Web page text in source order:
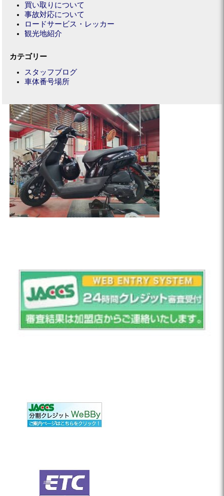
買い取りについて
事故対応について
ロードサービス・レッカー
観光地紹介
カテゴリー
スタッフブログ
車体番号場所